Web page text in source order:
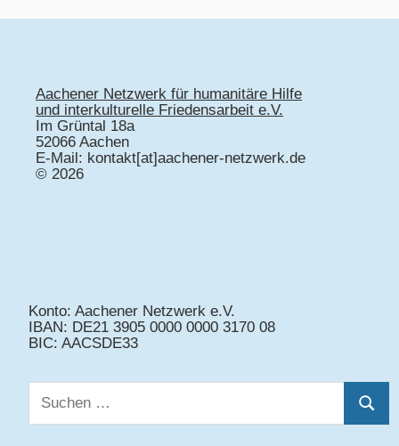
Aachener Netzwerk für humanitäre Hilfe
und interkulturelle Friedensarbeit e.V.
Im Grüntal 18a
52066 Aachen
E-Mail: kontakt[at]aachener-netzwerk.de
© 2026
Konto: Aachener Netzwerk e.V.
IBAN: DE21 3905 0000 0000 3170 08
BIC: AACSDE33
Suchen
nach: